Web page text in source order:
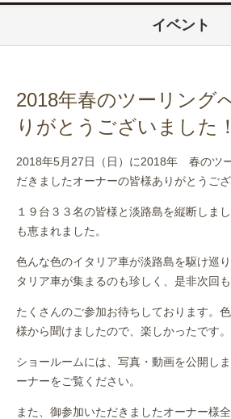
イベント
2018年春のツーリング
りがとうございました
2018年5月27日（日）に2018年 春のツ
だきましたオーナーの皆様ありがとうござ
１９台３３名の皆様と淡路島を縦断しま
も恵まれました。
色んな色のイタリア車が淡路島を駆け巡
タリア車が集まるのも珍しく、是非次回も
たくさんのご参加お待ちしております。
様から聞けましたので、楽しかったです。
ショールームには、写真・動画を公開し
ーナーをご覧ください。
また、御参加いただきましたオーナー様